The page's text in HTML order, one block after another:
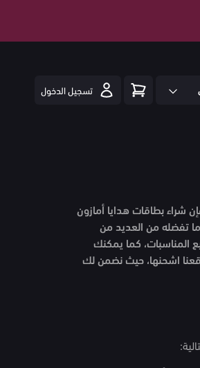
تسجيل الدخول
شراء بطاقات هدايا أمازون
تفضله من العديد من
المناسبات، كما يمكنك
اشحنها، حيث نضمن لك